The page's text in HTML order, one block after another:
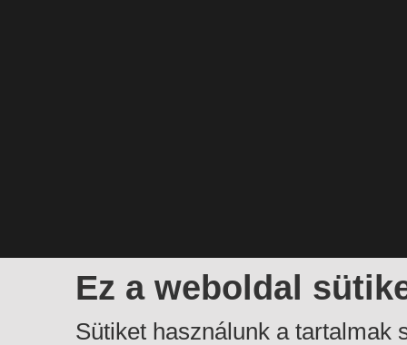
Ez a weboldal
Sütiket használunk a tartalmak